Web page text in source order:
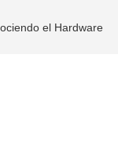
el Hardware